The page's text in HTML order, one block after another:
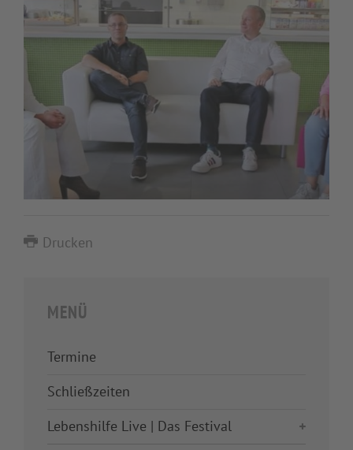
Drucken
MENÜ
Termine
Schließzeiten
Lebenshilfe Live | Das Festival